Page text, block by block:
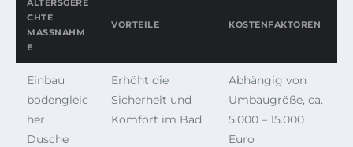
ALTERSGERE
CHTE
MASSNAHME
VORTEILE KOSTENFAKTOREN
Einbau
bodengleic
her
Dusche
Erhöht die
Sicherheit und
Komfort im Bad
Abhängig von
Umbaugröße, ca.
5.000 – 15.000
Euro